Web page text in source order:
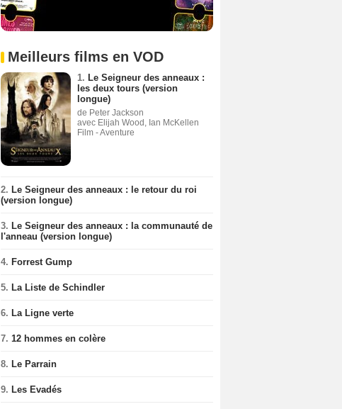
Meilleurs films en VOD
1. Le Seigneur des anneaux :
les deux tours (version
longue)
de Peter Jackson
avec Elijah Wood, Ian McKellen
Film - Aventure
2. Le Seigneur des anneaux : le retour du roi
(version longue)
3. Le Seigneur des anneaux : la communauté de
l'anneau (version longue)
4. Forrest Gump
5. La Liste de Schindler
6. La Ligne verte
7. 12 hommes en colère
8. Le Parrain
9. Les Evadés